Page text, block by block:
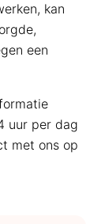
kan
een
uur per dag
met ons op